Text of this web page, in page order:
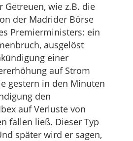
Getreuen, wie z.B. die
der Madrider Börse
Premierministers: ein
ausgelöst
einer
auf Strom
gestern in den Minuten
den
auf Verluste von
fallen ließ. Dieser Typ
später wird er sagen,